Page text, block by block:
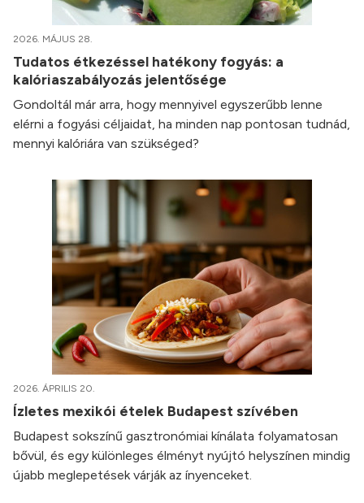
2026. MÁJUS 28.
Tudatos étkezéssel hatékony fogyás: a
kalóriaszabályozás jelentősége
Gondoltál már arra, hogy mennyivel egyszerűbb lenne
elérni a fogyási céljaidat, ha minden nap pontosan tudnád,
mennyi kalóriára van szükséged?
2026. ÁPRILIS 20.
Ízletes mexikói ételek Budapest szívében
Budapest sokszínű gasztronómiai kínálata folyamatosan
bővül, és egy különleges élményt nyújtó helyszínen mindig
újabb meglepetések várják az ínyenceket.